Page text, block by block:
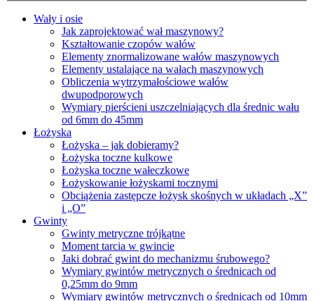
Wały i osie
Jak zaprojektować wał maszynowy?
Kształtowanie czopów wałów
Elementy znormalizowane wałów maszynowych
Elementy ustalające na wałach maszynowych
Obliczenia wytrzymałościowe wałów
dwupodporowych
Wymiary pierścieni uszczelniających dla średnic wału
od 6mm do 45mm
Łożyska
Łożyska – jak dobieramy?
Łożyska toczne kulkowe
Łożyska toczne wałeczkowe
Łożyskowanie łożyskami tocznymi
Obciążenia zastępcze łożysk skośnych w układach „X”
i „O”
Gwinty
Gwinty metryczne trójkątne
Moment tarcia w gwincie
Jaki dobrać gwint do mechanizmu śrubowego?
Wymiary gwintów metrycznych o średnicach od
0,25mm do 9mm
Wymiary gwintów metrycznych o średnicach od 10mm